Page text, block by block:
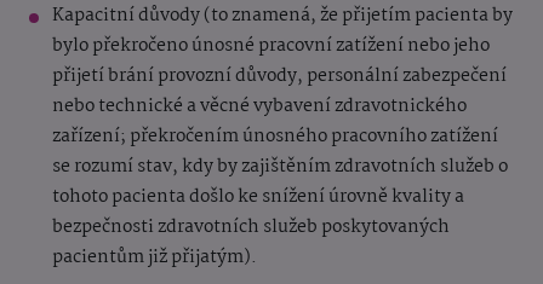
Kapacitní důvody (to znamená, že přijetím pacienta by
bylo překročeno únosné pracovní zatížení nebo jeho
přijetí brání provozní důvody, personální zabezpečení
nebo technické a věcné vybavení zdravotnického
zařízení; překročením únosného pracovního zatížení
se rozumí stav, kdy by zajištěním zdravotních služeb o
tohoto pacienta došlo ke snížení úrovně kvality a
bezpečnosti zdravotních služeb poskytovaných
pacientům již přijatým).